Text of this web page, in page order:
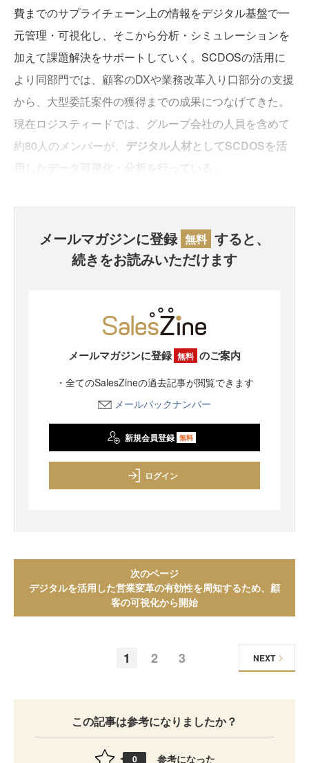
費までのサプライチェーン上の情報をデジタル基盤で一
元管理・可視化し、そこから分析・シミュレーションを
加えて課題解決をサポートしていく。SCDOSの活用に
より同部門では、顧客のDXや業務改革入り口部分の支援
から、大型委託案件の獲得までの成果につなげてきた。
現在ロジスティードでは、グループ会社の人員を含めて
約80人のメンバーが、 デジタル人材としてSCDOSを活
メールマガジンに登録 無料 すると、
続きをお読みいただけます
メールマガジンに登録 無料 のご案内
・全てのSalesZineの過去記事が閲覧できます
メールバックナンバー
新規会員登録 無料
ログイン
次のページ
デジタルを活用した営業変革の有効性を周知するため、顧
客の可視化から開始
1 2 3 NEXT
この記事は参考になりましたか？
0 参考になった